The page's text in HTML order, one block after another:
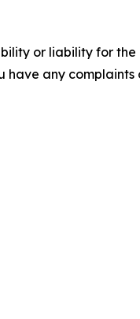
or liability for
any complaints